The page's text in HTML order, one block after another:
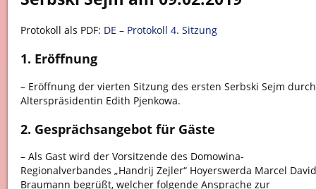
Protokoll als PDF: DE – Protokoll 4. Sitzung
1. Eröffnung
– Eröffnung der vierten Sitzung des ersten Serbski Sejm durch
Alterspräsidentin Edith Pjenkowa.
2. Gesprächsangebot für Gäste
– Als Gast wird der Vorsitzende des Domowina-
Regionalverbandes „Handrij Zejler“ Hoyerswerda Marcel David
Braumann begrüßt, welcher folgende Ansprache zur